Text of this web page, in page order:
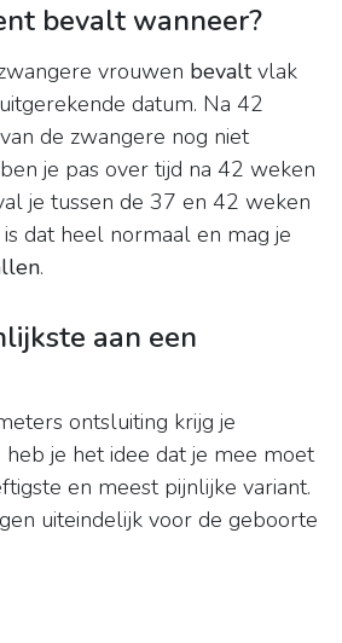
bevalt wanneer?
vrouwen bevaltvlak
datum. Na 42
de zwangere nog niet
je pas over tijd na 42 weken
je tussen de 37 en 42 weken
dat heel normaal en mag je
.
aan een
ontsluiting krijg je
je het idee dat je mee moet
en meest pijnlijke variant.
uiteindelijk voor de geboorte